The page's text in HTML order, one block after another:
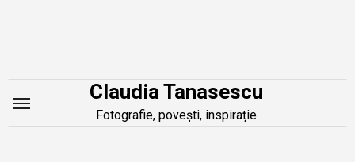
Claudia Tanasescu
Fotografie, povești, inspirație